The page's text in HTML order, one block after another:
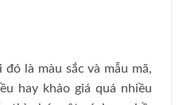
đó là màu sắc và mẫu mã,
hay khảo giá quá nhiều